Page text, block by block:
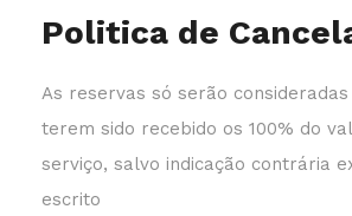
Politica de
As reservas só serão
terem sido recebido os 100% do
serviço, salvo indicação contrária
escrito